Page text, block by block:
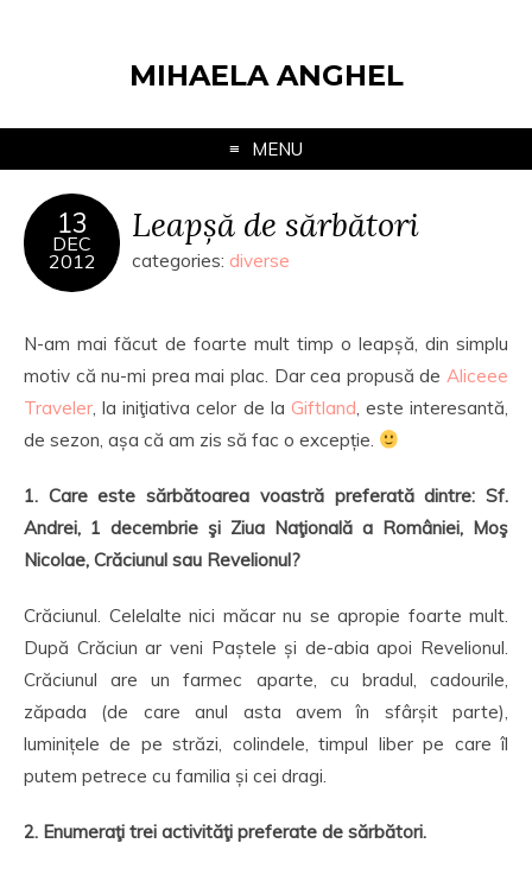
MIHAELA ANGHEL
MENU
13
DEC
2012
Leapșă de sărbători
categories: diverse
N-am mai făcut de foarte mult timp o leapșă, din simplu
motiv că nu-mi prea mai plac. Dar cea propusă de Aliceee
Traveler, la iniţiativa celor de la Giftland, este interesantă,
de sezon, așa că am zis să fac o excepție.
1. Care este sărbătoarea voastră preferată dintre: Sf.
Andrei, 1 decembrie şi Ziua Naţională a României, Moş
Nicolae, Crăciunul sau Revelionul?
Crăciunul. Celelalte nici măcar nu se apropie foarte mult.
După Crăciun ar veni Paștele și de-abia apoi Revelionul.
Crăciunul are un farmec aparte, cu bradul, cadourile,
zăpada (de care anul asta avem în sfârșit parte),
luminițele de pe străzi, colindele, timpul liber pe care îl
putem petrece cu familia și cei dragi.
2. Enumeraţi trei activităţi preferate de sărbători.